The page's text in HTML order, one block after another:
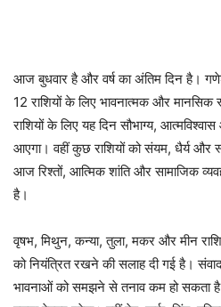
आज बुधवार है और वर्ष का अंतिम दिन है।
12 राशियों के लिए भावनात्मक और
राशियों के लिए यह दिन सौभाग्य,
आएगा। वहीं कुछ राशियों को संयम, धैर्य और
आज रिश्तों, आत्मिक शांति और सामाजिक
है।
वृषभ, मिथुन, कन्या, तुला, मकर और मीन
को नियंत्रित रखने की सलाह दी गई है।
भावनाओं को समझने से तनाव कम हो सकता